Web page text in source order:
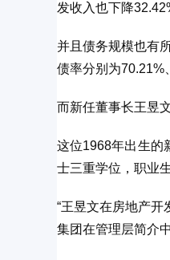
发收入也下降
并且债务规模也有
债率分别为70.21%
而新任董事长王昱
这位1968年出生的
士三重学位，职业
“王昱文在房地产
集团在管理层简介